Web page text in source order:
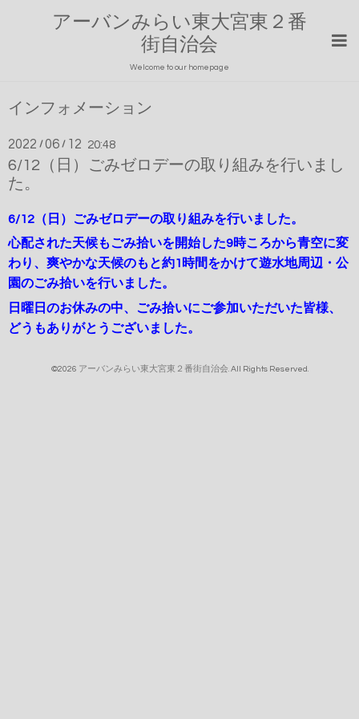
アーバンみらい東大宮東２番
街自治会
Welcome to our homepage
インフォメーション
2022 /06 / 12 20:48
6/12（日）ごみゼロデーの取り組みを行いまし
た。
6/12（日）ごみゼロデーの取り組みを行いました。
心配された天候もごみ拾いを開始した9時ころから青空に変
わり、爽やかな天候のもと約1時間をかけて遊水地周辺・公
園のごみ拾いを行いました。
日曜日のお休みの中、ごみ拾いにご参加いただいた皆様、
どうもありがとうございました。
©2026 アーバンみらい東大宮東２番街自治会 . All Rights Reserved.